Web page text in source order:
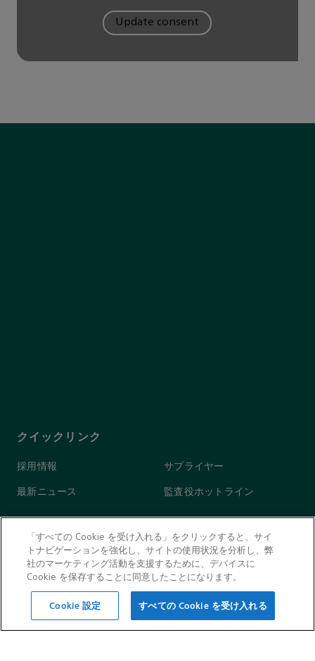
Update consent
クイックリンク
採用情報 サプライヤー
最新ニュース 監査役ホットライン
ウェブサイト情報
クッキー使用許諾 クッキーノーティス
なりすましにご注意ください 利用規約
プライバシーに関する声明 サイトマップ
「すべての Cookie を受け入れる」をクリックすると、サイ
トナビゲーションを強化し、サイトの使用状況を分析し、弊
社のマーケティング活動を支援するために、デバイスに
Cookie を保存することに同意したことになります。
Cookie 設定 すべての Cookie を受け入れる